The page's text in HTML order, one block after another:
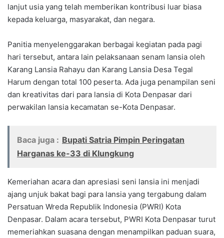
lanjut usia yang telah memberikan kontribusi luar biasa
kepada keluarga, masyarakat, dan negara.
Panitia menyelenggarakan berbagai kegiatan pada pagi
hari tersebut, antara lain pelaksanaan senam lansia oleh
Karang Lansia Rahayu dan Karang Lansia Desa Tegal
Harum dengan total 100 peserta. Ada juga penampilan seni
dan kreativitas dari para lansia di Kota Denpasar dari
perwakilan lansia kecamatan se-Kota Denpasar.
Baca juga : Bupati Satria Pimpin Peringatan
Harganas ke-33 di Klungkung
Kemeriahan acara dan apresiasi seni lansia ini menjadi
ajang unjuk bakat bagi para lansia yang tergabung dalam
Persatuan Wreda Republik Indonesia (PWRI) Kota
Denpasar. Dalam acara tersebut, PWRI Kota Denpasar turut
memeriahkan suasana dengan menampilkan paduan suara,